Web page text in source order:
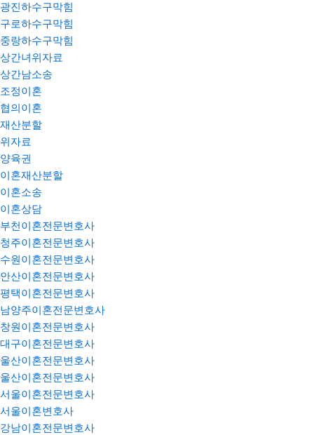
광진하수구막힘
구로하수구막힘
중랑하수구막힘
상간녀위자료
상간남소송
조정이혼
협의이혼
재산분할
위자료
양육권
이혼재산분할
이혼소송
이혼상담
부천이혼전문변호사
청주이혼전문변호사
수원이혼전문변호사
안산이혼전문변호사
평택이혼전문변호사
남양주이혼전문변호사
창원이혼전문변호사
대구이혼전문변호사
울산이혼전문변호사
울산이혼전문변호사
서울이혼전문변호사
서울이혼변호사
강남이혼전문변호사